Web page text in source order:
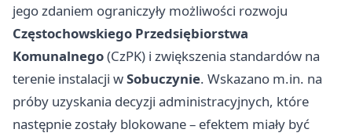
jego zdaniem ograniczyły możliwości rozwoju
Częstochowskiego Przedsiębiorstwa
Komunalnego(CzPK) i zwiększenia standardów na
terenie instalacji wSobuczynie. Wskazano m.in. na
próby uzyskania decyzji administracyjnych, które
następnie zostały blokowane – efektem miały być